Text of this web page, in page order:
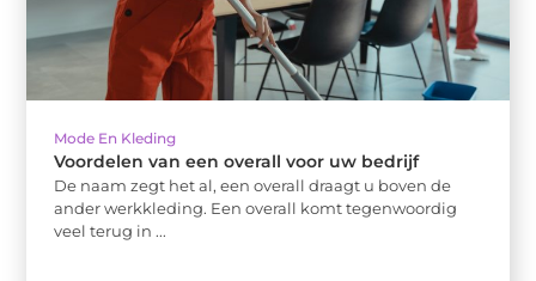
Mode En Kleding
Voordelen van een overall voor uw bedrijf
De naam zegt het al, een overall draagt u boven de
ander werkkleding. Een overall komt tegenwoordig
veel terug in ...